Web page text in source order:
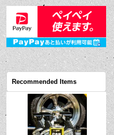
Recommended Items